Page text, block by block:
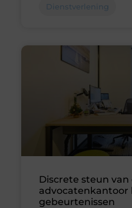
Dienstverlening
Discrete steun van
advocatenkantoor
gebeurtenissen